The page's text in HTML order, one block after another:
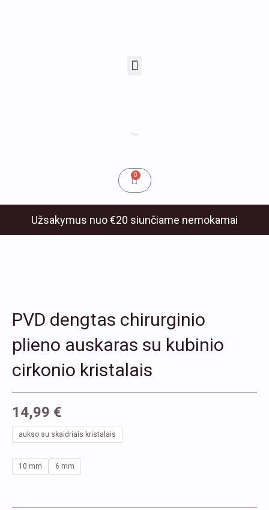
0Cart
Užsakymus nuo €20 siunčiame nemokamai
PVD dengtas chirurginio
plieno auskaras su kubinio
cirkonio kristalais
14,99 €
aukso su skaidriais kristalais
10 mm 6 mm
produkto
PVD